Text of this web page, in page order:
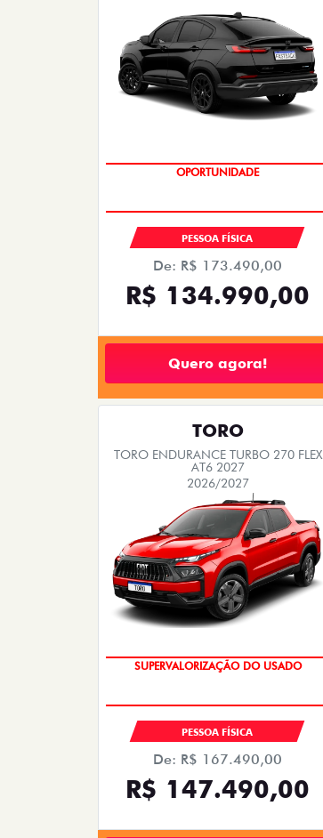
OPORTUNIDADE
PESSOA FÍSICA
De: R$ 173.490,00
R$ 134.990,00
Quero agora!
TORO
TORO ENDURANCE TURBO 270 FLEX
AT6 2027
2026/2027
SUPERVALORIZAÇÃO DO USADO
PESSOA FÍSICA
De: R$ 167.490,00
R$ 147.490,00